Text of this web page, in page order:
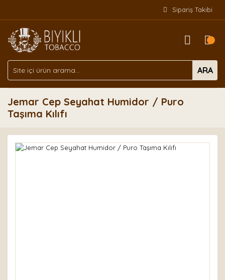
Sipariş Takibi
ARA
Jemar Cep Seyahat Humidor / Puro
Taşıma Kılıfı